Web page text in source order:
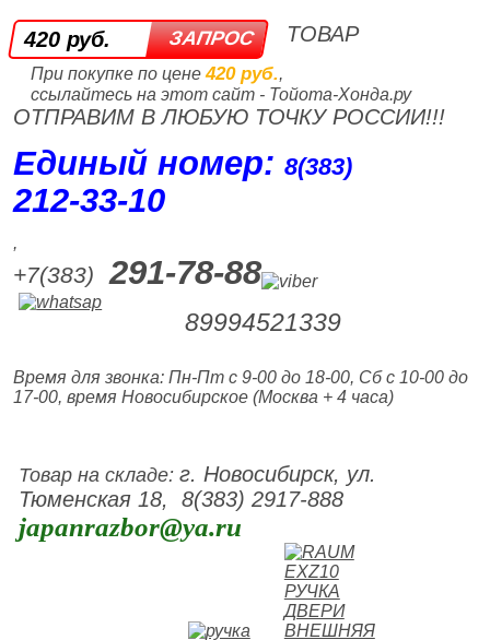
420 руб.
При покупке по цене420 руб.,
ссылайтесь на этот сайт - Тойота-Хонда.ру
ТОВАР
ОТПРАВИМ В ЛЮБУЮ ТОЧКУ РОССИИ!!!
Единый номер:8(383)
212‑33‑10
,
+7(383) 291-78-88
89994521339
Время для звонка: Пн-Пт с 9-00 до 18-00, Сб с 10-00 до
17-00, время Новосибирское (Москва + 4 часа)
Товар на складе:г. Новосибирск, ул.
Тюменская 18, 8(383) 2917-888
japanrazbor@ya.ru